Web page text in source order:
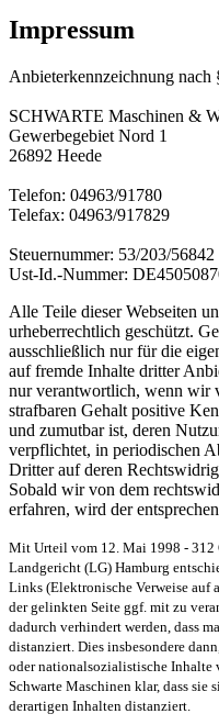
Impressum
Anbieterkennzeichnung nach
SCHWARTE Maschinen &
Gewerbegebiet Nord 1
26892 Heede
Telefon: 04963/91780
Telefax: 04963/917829
Steuernummer: 53/203/56842
Ust-Id.-Nummer:
Alle Teile dieser Webseiten
urheberrechtlich geschützt.
ausschließlich nur für die
auf fremde Inhalte dritter
nur verantwortlich, wenn wir
strafbaren Gehalt positive
und zumutbar ist, deren
verpflichtet, in periodischen
Dritter auf deren
Sobald wir von dem
erfahren, wird der
Mit Urteil vom 12. Mai 1998 - 312
Landgericht (LG) Hamburg
Links (Elektronische Verweise auf
der gelinkten Seite ggf. mit zu
dadurch verhindert werden, dass
distanziert. Dies insbesondere
oder nationalsozialistische Inhalte
Schwarte Maschinen klar, dass
derartigen Inhalten distanziert.